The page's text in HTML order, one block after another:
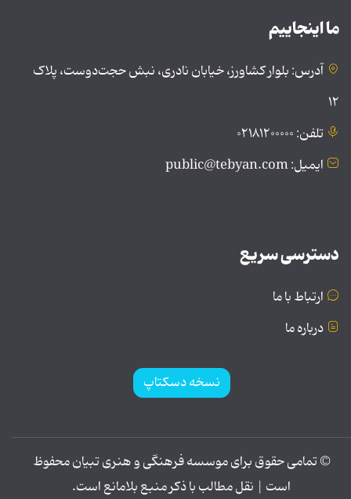
ما اینجاییم
آدرس: بلوار کشاورز، خیابان نادری، نبش حجت‌دوست، پلاک
۱۲
تلفن: ۰۲۱۸۱۲۰۰۰۰۰
ایمیل: public@tebyan.com
دسترسی سریع
ارتباط با ما
درباره ما
نسخه دسکتاپ
© تمامی حقوق برای موسسه فرهنگی و هنری تبیان محفوظ
است | نقل مطالب با ذکر منبع بلامانع است.